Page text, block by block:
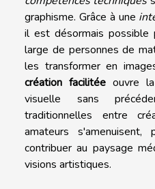
graphisme. Grâce à une
il est désormais possible
large de personnes de
les transformer en
création facilitéeouvre la
visuelle sans
traditionnelles entre
amateurs
contribuer au paysage
visions artistiques.